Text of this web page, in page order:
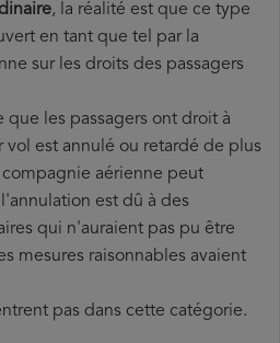
, la réalité est que ce type
en tant que tel par la
sur les droits des passagers
que les passagers ont droit à
vol est annulé ou retardé de plus
aérienne peut
est dû à des
qui n'auraient pas pu être
mesures raisonnables avaient
pas dans cette catégorie.